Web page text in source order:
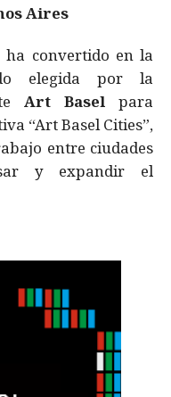
Aires
ha convertido en la
elegida por la
Art Baselpara
“Art Basel Cities”,
entre ciudades
y expandir el